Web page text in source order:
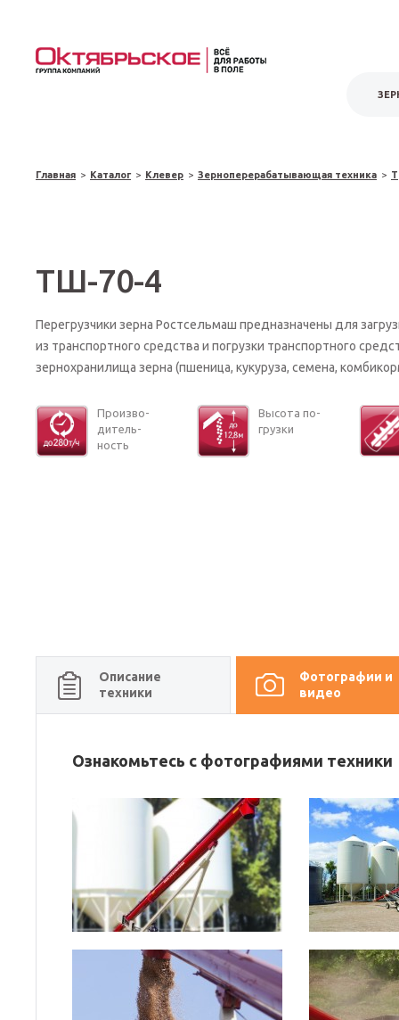
Главная > Каталог > Клевер > Зерноперерабатывающая техника >
ТШ-70-4
Перегрузчики зерна Ростсельмаш предназначены для
из транспортного средства и погрузки транспортного
зернохранилища зерна (пшеница, кукуруза, семена,
Про­из­во­
ди­тель­
ность
Вы­со­та по­
груз­ки
Описание
техники
Фотографии и
видео
Ознакомьтесь с фотографиями техники